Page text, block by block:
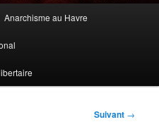
Anarchisme au Havre
Suivant →